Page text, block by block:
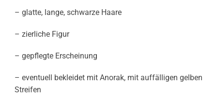
– glatte, lange, schwarze Haare
– zierliche Figur
– gepflegte Erscheinung
– eventuell bekleidet mit Anorak, mit auffälligen gelben
Streifen